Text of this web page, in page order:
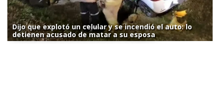
Dijo que explotó un celular y se incendió el auto: lo
detienen acusado de matar a su esposa